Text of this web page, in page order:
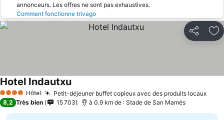
annonceurs. Les offres ne sont pas exhaustives.
Comment fonctionne trivago
Partager
4 Étoiles Hôtel Petit-déjeuner buffet copieux avec des produits locaux
Hotel Indautxu
8,2 Très bien 15 703 à 0.9 km de : Stade de San Mamés